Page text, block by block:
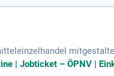
| Jobticket – ÖPNV |